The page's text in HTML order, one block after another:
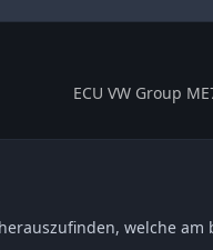
ECU VW Group
welche am